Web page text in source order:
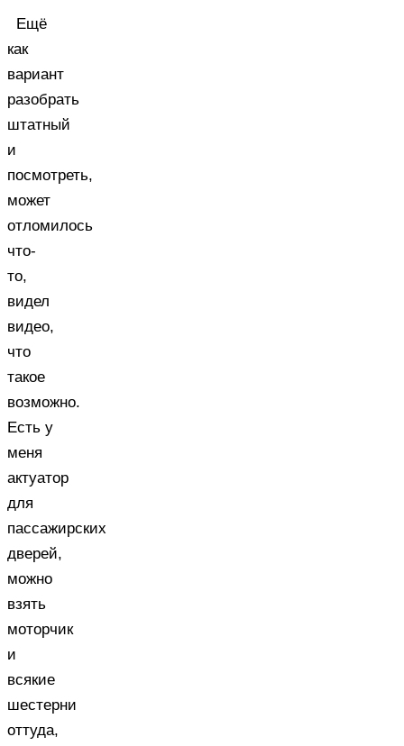
Ещё
как
вариант
разобрать
штатный
и
посмотреть,
может
отломилось
что-
то,
видел
видео,
что
такое
возможно.
Есть у
меня
актуатор
для
пассажирских
дверей,
можно
взять
моторчик
и
всякие
шестерни
оттуда,